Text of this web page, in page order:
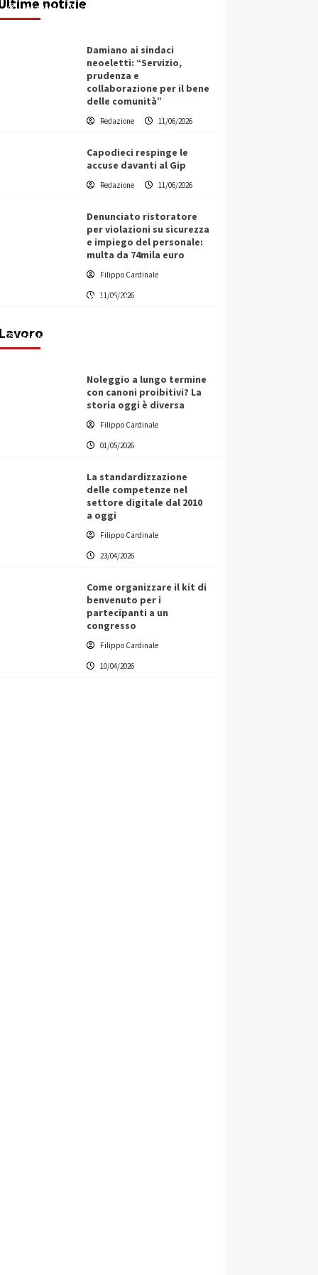
Redazione 11/06/2026
Damiano ai sindaci
neoeletti: “Servizio,
prudenza e
collaborazione per il bene
delle comunità”
Redazione 11/06/2026
Capodieci respinge le
accuse davanti al Gip
Redazione 11/06/2026
Denunciato ristoratore
per violazioni su sicurezza
e impiego del personale:
multa da 74mila euro
Filippo Cardinale
11/06/2026
Lavoro
Vino in Italia: il giro d’affari
contribuisce all’1,1% del PIL
Filippo Cardinale
Noleggio a lungo termine
con canoni proibitivi? La
storia oggi è diversa
Filippo Cardinale
01/05/2026
La standardizzazione
delle competenze nel
settore digitale dal 2010
a oggi
Filippo Cardinale
23/04/2026
Come organizzare il kit di
benvenuto per i
partecipanti a un
congresso
Filippo Cardinale
10/04/2026